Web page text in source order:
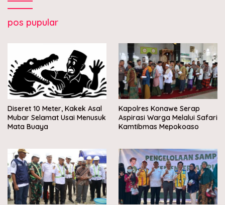
pos pupular
Diseret 10 Meter, Kakek Asal
Mubar Selamat Usai Menusuk
Mata Buaya
Kapolres Konawe Serap
Aspirasi Warga Melalui Safari
Kamtibmas Mepokoaso